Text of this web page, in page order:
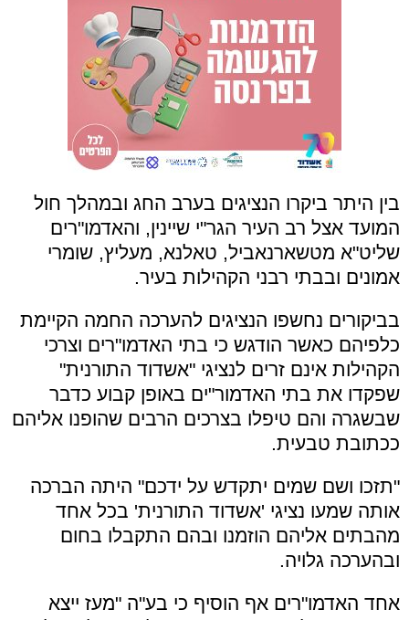
בין היתר ביקרו הנציגים בערב החג ובמהלך חול
המועד אצל רב העיר הגר"י שיינין, והאדמו"רים
שליט"א מטשארנאביל, טאלנא, מעליץ, שומרי
אמונים ובבתי רבני הקהילות בעיר.
בביקורים נחשפו הנציגים להערכה החמה הקיימת
כלפיהם כאשר הודגש כי בתי האדמו"רים וצרכי
הקהילות אינם זרים לנציגי "אשדוד התורנית"
שפקדו את בתי האדמור"ים באופן קבוע כדבר
שבשגרה והם טיפלו בצרכים הרבים שהופנו אליהם
ככתובת טבעית.
"תזכו ושם שמים יתקדש על ידכם" היתה הברכה
אותה שמעו נציגי 'אשדוד התורנית' בכל אחד
מהבתים אליהם הוזמנו ובהם התקבלו בחום
ובהערכה גלויה.
אחד האדמו"רים אף הוסיף כי בע"ה "מעז ייצא